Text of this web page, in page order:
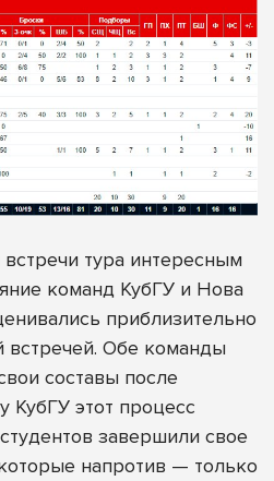
тура интересным
команд КубГУ и Нова
приблизительно
Обе команды
составы после
КубГУ этот процесс
завершили свое
напротив — только